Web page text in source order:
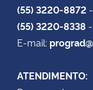
(55) 3220-8872
(55) 3220-8338
E-mail:
ATENDIMENTO: